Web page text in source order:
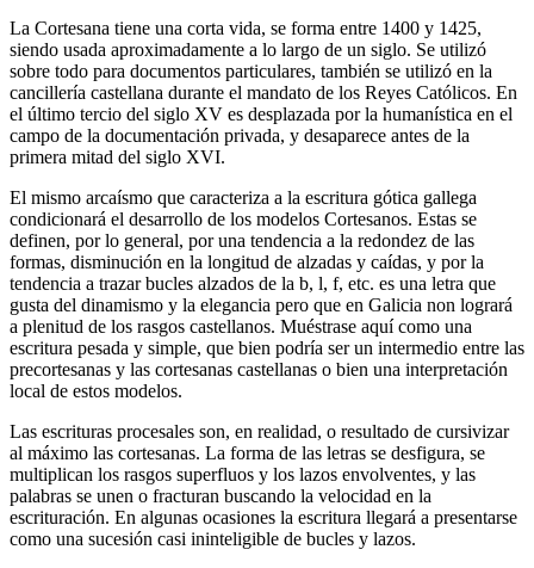
La Cortesana tiene una corta vida, se forma entre 1400 y 1425,
siendo usada aproximadamente a lo largo de un siglo. Se utilizó
sobre todo para documentos particulares, también se utilizó en la
cancillería castellana durante el mandato de los Reyes Católicos. En
el último tercio del siglo XV es desplazada por la humanística en el
campo de la documentación privada, y desaparece antes de la
primera mitad del siglo XVI.
El mismo arcaísmo que caracteriza a la escritura gótica gallega
condicionará el desarrollo de los modelos Cortesanos. Estas se
definen, por lo general, por una tendencia a la redondez de las
formas, disminución en la longitud de alzadas y caídas, y por la
tendencia a trazar bucles alzados de la b, l, f, etc. es una letra que
gusta del dinamismo y la elegancia pero que en Galicia non logrará
a plenitud de los rasgos castellanos. Muéstrase aquí como una
escritura pesada y simple, que bien podría ser un intermedio entre las
precortesanas y las cortesanas castellanas o bien una interpretación
local de estos modelos.
Las escrituras procesales son, en realidad, o resultado de cursivizar
al máximo las cortesanas. La forma de las letras se desfigura, se
multiplican los rasgos superfluos y los lazos envolventes, y las
palabras se unen o fracturan buscando la velocidad en la
escrituración. En algunas ocasiones la escritura llegará a presentarse
como una sucesión casi ininteligible de bucles y lazos.